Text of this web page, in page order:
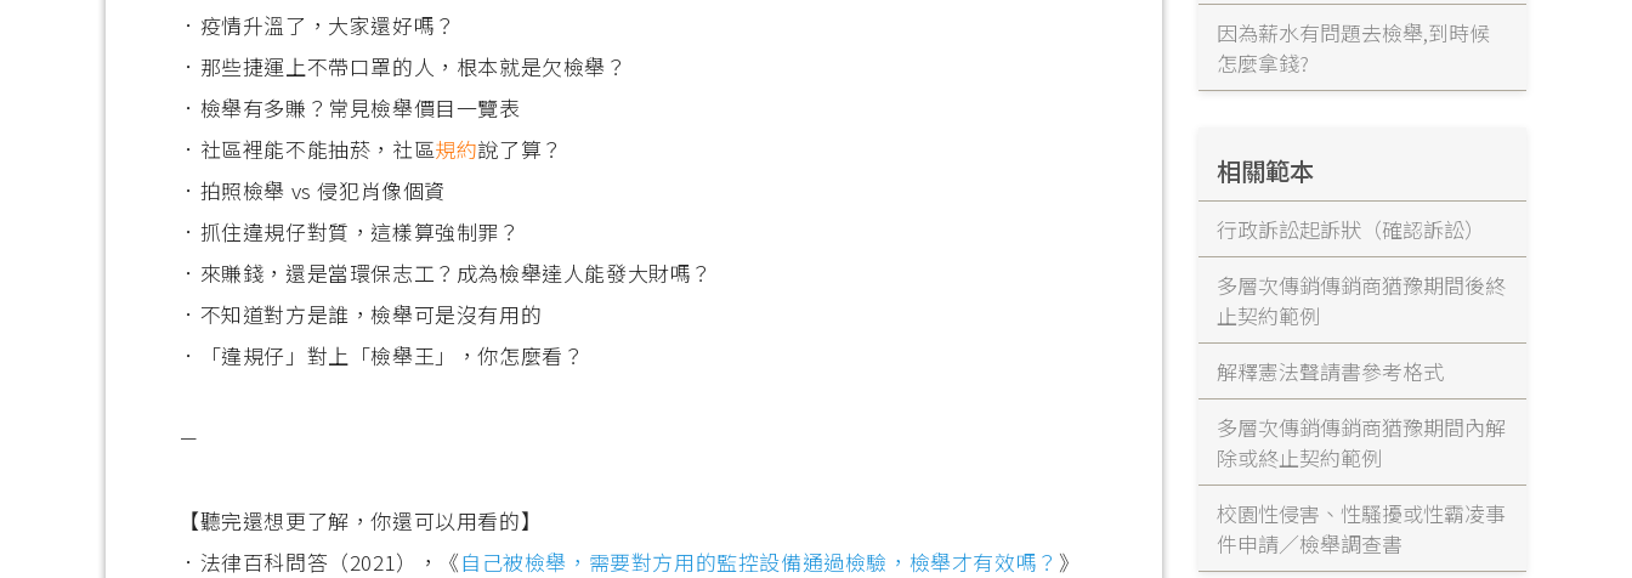
．疫情升溫了，大家還好嗎？
．那些捷運上不帶口罩的人，根本就是欠檢舉？
．檢舉有多賺？常見檢舉價目一覽表
．社區裡能不能抽菸，社區規約說了算？
．拍照檢舉 vs 侵犯肖像個資
．抓住違規仔對質，這樣算強制罪？
．來賺錢，還是當環保志工？成為檢舉達人能發大財嗎？
．不知道對方是誰，檢舉可是沒有用的
．「違規仔」對上「檢舉王」，你怎麼看？
－
【聽完還想更了解，你還可以用看的】
．法律百科問答（2021），《自己被檢舉，需要對方用的監控設備通過檢驗，檢舉才有效嗎？ 》
因為薪水有問題去檢舉,到時候
怎麼拿錢?
相關範本
行政訴訟起訴狀（確認訴訟）
多層次傳銷傳銷商猶豫期間後終
止契約範例
解釋憲法聲請書參考格式
多層次傳銷傳銷商猶豫期間內解
除或終止契約範例
校園性侵害、性騷擾或性霸凌事
件申請／檢舉調查書